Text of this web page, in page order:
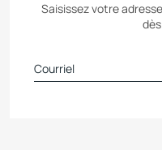
Saisissez votre